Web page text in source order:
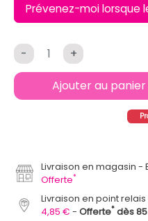
Prévenez-moi lorsque
- +
Ajouter au panier
Livraison en magasin
Offerte*
Livraison en point relais
4,85 €
Offerte* dès